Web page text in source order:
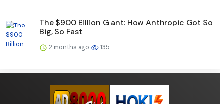
The $900 Billion Giant: How Anthropic Got So
Big, So Fast
2 months ago 135